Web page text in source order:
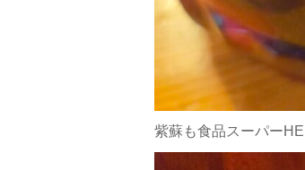
紫蘇も食品スーパー